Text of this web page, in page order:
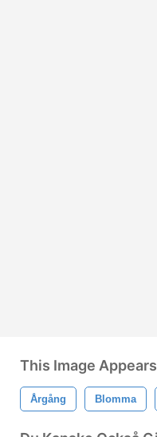
This Image
Årgång Blomma